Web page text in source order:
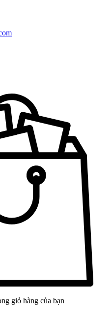
giỏ hàng của bạn